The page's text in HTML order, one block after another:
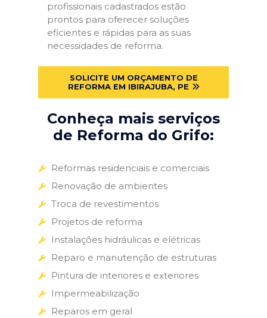
profissionais cadastrados estão
prontos para oferecer soluções
eficientes e rápidas para as suas
necessidades de reforma.
SOLICITE UM ORÇAMENTO DE
REFORMA EM IBIRAJUBA, PE
Conheça mais serviços
de Reforma do Grifo:
Reformas residenciais e comerciais
Renovação de ambientes
Troca de revestimentos
Projetos de reforma
Instalações hidráulicas e elétricas
Reparo e manutenção de estruturas
Pintura de interiores e exteriores
Impermeabilização
Reparos em geral